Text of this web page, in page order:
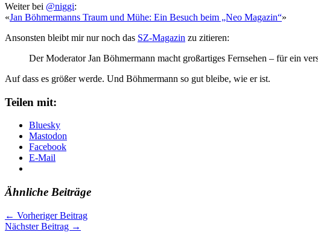
Weiter bei @niggi:
«Jan Böhmermanns Traum und Mühe: Ein Besuch beim „Neo Magazin“»
Ansonsten bleibt mir nur noch das SZ-Magazin zu zitieren:
Der Moderator Jan Böhmermann macht großartiges Fernsehen – für ein
Auf dass es größer werde. Und Böhmermann so gut bleibe, wie er ist.
Teilen mit:
Bluesky
Mastodon
Facebook
E-Mail
Ähnliche Beiträge
← Vorheriger Beitrag
Nächster Beitrag →